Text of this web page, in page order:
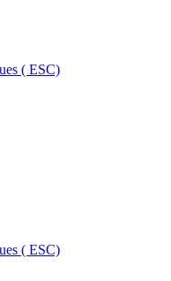
( ESC)
( ESC)